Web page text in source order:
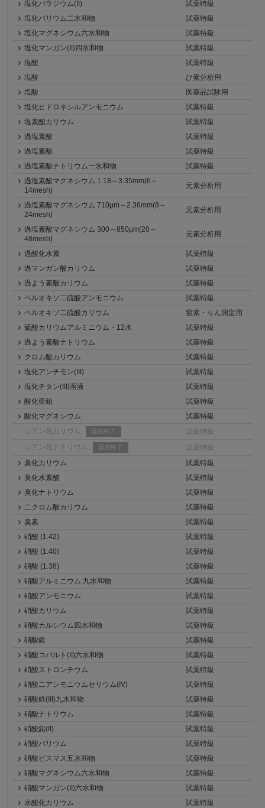
塩化パラジウム(II)
試薬特級
塩化バリウム二水和物
試薬特級
塩化マグネシウム六水和物
試薬特級
塩化マンガン(II)四水和物
試薬特級
塩酸
試薬特級
塩酸
ひ素分析用
塩酸
医薬品試験用
塩化ヒドロキシルアンモニウム
試薬特級
塩素酸カリウム
試薬特級
過塩素酸
試薬特級
過塩素酸
試薬特級
過塩素酸ナトリウム一水和物
試薬特級
過塩素酸マグネシウム 1.18～3.35mm(6～
14mesh)
元素分析用
過塩素酸マグネシウム 710μm～2.36mm(8～
24mesh)
元素分析用
過塩素酸マグネシウム 300～850μm(20～
48mesh)
元素分析用
過酸化水素
試薬特級
過マンガン酸カリウム
試薬特級
過よう素酸カリウム
試薬特級
ペルオキソ二硫酸アンモニウム
試薬特級
ペルオキソ二硫酸カリウム
窒素・りん測定用
硫酸カリウムアルミニウム・12水
試薬特級
過よう素酸ナトリウム
試薬特級
クロム酸カリウム
試薬特級
塩化アンチモン(III)
試薬特級
塩化チタン(III)溶液
試薬特級
酸化亜鉛
試薬特級
酸化マグネシウム
試薬特級
シアン化カリウム
販売終了
試薬特級
シアン化ナトリウム
販売終了
試薬特級
臭化カリウム
試薬特級
臭化水素酸
試薬特級
臭化ナトリウム
試薬特級
二クロム酸カリウム
試薬特級
臭素
試薬特級
硝酸 (1.42)
試薬特級
硝酸 (1.40)
試薬特級
硝酸 (1.38)
試薬特級
硝酸アルミニウム 九水和物
試薬特級
硝酸アンモニウム
試薬特級
硝酸カリウム
試薬特級
硝酸カルシウム四水和物
試薬特級
硝酸銀
試薬特級
硝酸コバルト(II)六水和物
試薬特級
硝酸ストロンチウム
試薬特級
硝酸二アンモニウムセリウム(IV)
試薬特級
硝酸鉄(III)九水和物
試薬特級
硝酸ナトリウム
試薬特級
硝酸鉛(II)
試薬特級
硝酸バリウム
試薬特級
硝酸ビスマス五水和物
試薬特級
硝酸マグネシウム六水和物
試薬特級
硝酸マンガン(II)六水和物
試薬特級
水酸化カリウム
試薬特級